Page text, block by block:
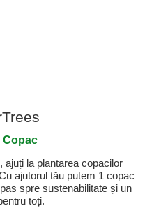
Copac
la plantarea copacilor
ajutorul tău putem 1 copac
spre sustenabilitate și un
toți.